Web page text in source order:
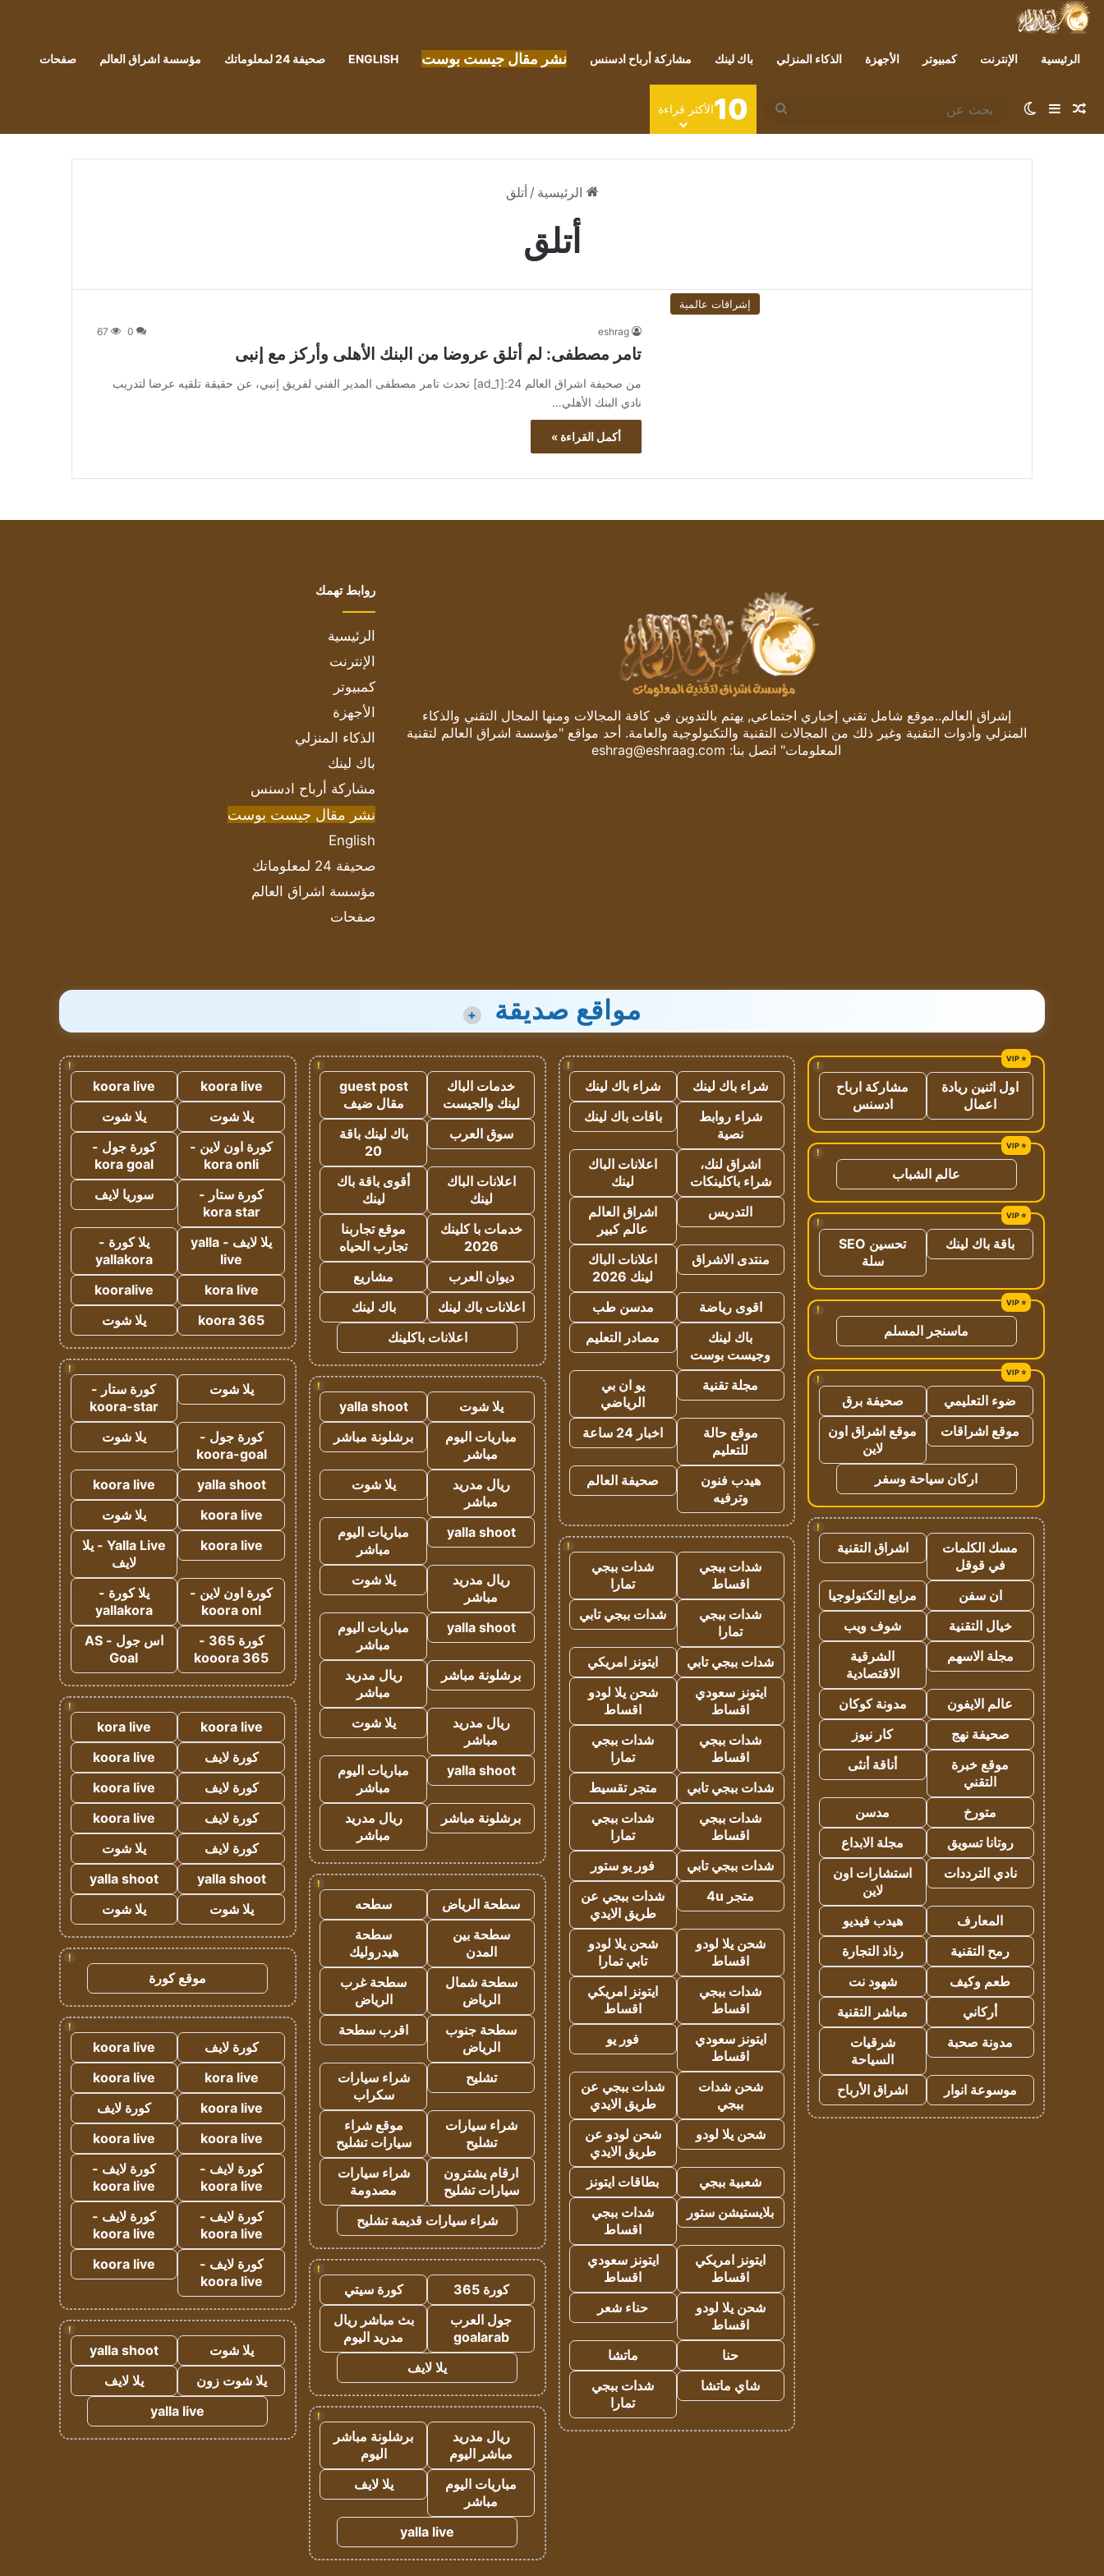
الرئيسية الإنترنت كمبيوتر الأجهزة الذكاء المنزلي باك لينك مشاركة أرباح ادسنس نشر مقال جيست بوست ENGLISH صحيفة 24 لمعلوماتك مؤسسة اشراق العالم صفحات
مقال عشوائي
إضافة عمود جانبي
الوضع المظلم
بحث
عن
10الأكثر قراءة
الرئيسية / أتلق
أتلق
إشراقات عالمية
eshrag
0
67
تامر مصطفى: لم أتلق عروضا من البنك الأهلى وأركز مع إنبى
من صحيفة اشراق العالم 24:[ad_1] تحدث تامر مصطفى المدير الفني لفريق إنبي، عن حقيقة تلقيه عرضا لتدريب
نادي البنك الأهلي…
أكمل القراءة »
إشراق العالم..موقع شامل تقني إخباري اجتماعي, يهتم بالتدوين في كافة المجالات ومنها المجال التقني والذكاء
المنزلي وأدوات التقنية وغير ذلك من المجالات التقنية والتكنولوجية والعامة. أحد مواقع "مؤسسة اشراق العالم لتقنية
المعلومات" اتصل بنا: eshrag@eshraag.com
روابط تهمك
الرئيسية
الإنترنت
كمبيوتر
الأجهزة
الذكاء المنزلي
باك لينك
مشاركة أرباح ادسنس
نشر مقال جيست بوست
English
صحيفة 24 لمعلوماتك
مؤسسة اشراق العالم
صفحات
مواقع صديقة +
!
اول اثنين ريادة
اعمال
مشاركة ارباح
ادسنس
!
عالم الشباب
!
باقة باك لينك
تحسين SEO
سلة
!
ماسنجر المسلم
!
ضوء التعليمي
صحيفة برق
موقع اشراقات
موقع اشراق اون
لاين
اركان سياحة وسفر
!
مسك الكلمات
في قوقل
اشراق التقنية
ان سفن
مرابع التكنولوجيا
خيال التقنية
شوف ويب
مجلة الاسهم
الشرقية
الاقتصادية
عالم الايفون
مدونة كوكان
صحيفة نهج
كار نيوز
موقع خبرة
التقني
أناقة أنثى
متورخ
مدسن
روتانا تسويق
مجلة الابداع
نادي الترددات
استشارات اون
لاين
المعارف
هيدب فيديو
رمح التقنية
رذاذ التجارة
طعم وكيف
شهود نت
أركاني
مباشر التقنية
مدونة صحبة
شرقيات
السياحة
موسوعة انوار
اشراق الأرباح
!
شراء باك لينك
شراء باك لينك
شراء روابط
نصية
باقات باك لينك
اشراق لنك،
شراء باكلينكات
اعلانات الباك
لينك
التدريس
اشراق العالم
عالم كبير
منتدى الاشراق
اعلانات الباك
لينك 2026
اقوى رياضة
مدسن طب
باك لينك
وجيست بوست
مصادر التعليم
مجلة تقنية
يو ان بي
الرياضي
موقع حالة
للتعليم
اخبار 24 ساعة
هيدب فنون
وترفيه
صحيفة العالم
!
شدات ببجي
اقساط
شدات ببجي
تمارا
شدات ببجي
تمارا
شدات ببجي تابي
شدات ببجي تابي
ايتونز امريكي
ايتونز سعودي
اقساط
شحن يلا لودو
اقساط
شدات ببجي
اقساط
شدات ببجي
تمارا
شدات ببجي تابي
متجر تقسيط
شدات ببجي
اقساط
شدات ببجي
تمارا
شدات ببجي تابي
فور يو ستور
متجر 4u
شدات ببجي عن
طريق الايدي
شحن يلا لودو
اقساط
شحن يلا لودو
تابي تمارا
شدات ببجي
اقساط
ايتونز امريكي
اقساط
ايتونز سعودي
اقساط
فور يو
شحن شدات
ببجي
شدات ببجي عن
طريق الايدي
شحن يلا لودو
شحن لودو عن
طريق الايدي
شعبية ببجي
بطاقات ايتونز
بلايستيشن ستور
شدات ببجي
اقساط
ايتونز امريكي
اقساط
ايتونز سعودي
اقساط
شحن يلا لودو
اقساط
حناء شعر
حنا
ماتشا
شاي ماتشا
شدات ببجي
تمارا
!
خدمات الباك
لينك والجيست
guest post
مقال ضيف
سوق العرب
باك لينك باقة
20
اعلانات الباك
لينك
أقوى باقة باك
لينك
خدمات با كلينك
2026
موقع تجاربنا
تجارب الحياه
ديوان العرب
مشاريع
اعلانات باك لينك
باك لينك
اعلانات باكلينك
!
يلا شوت
yalla shoot
مباريات اليوم
مباشر
برشلونة مباشر
ريال مدريد
مباشر
يلا شوت
yalla shoot
مباريات اليوم
مباشر
ريال مدريد
مباشر
يلا شوت
yalla shoot
مباريات اليوم
مباشر
برشلونة مباشر
ريال مدريد
مباشر
ريال مدريد
مباشر
يلا شوت
yalla shoot
مباريات اليوم
مباشر
برشلونة مباشر
ريال مدريد
مباشر
!
سطحة الرياض
سطحه
سطحة بين
المدن
سطحة
هيدروليك
سطحة شمال
الرياض
سطحة غرب
الرياض
سطحة جنوب
الرياض
اقرب سطحة
تشليح
شراء سيارات
سكراب
شراء سيارات
تشليح
موقع شراء
سيارات تشليح
ارقام يشترون
سيارات تشليح
شراء سيارات
مصدومة
شراء سيارات قديمة تشليح
!
كورة 365
كورة سيتي
جول العرب
goalarab
بث مباشر ريال
مدريد اليوم
يلا لايف
!
ريال مدريد
مباشر اليوم
برشلونة مباشر
اليوم
مباريات اليوم
مباشر
يلا لايف
yalla live
!
koora live
koora live
يلا شوت
يلا شوت
كورة اون لاين -
kora onli
كورة جول -
kora goal
كورة ستار -
kora star
سوريا لايف
يلا لايف - yalla
live
يلا كورة -
yallakora
kora live
kooralive
koora 365
يلا شوت
!
يلا شوت
كورة ستار -
koora-star
كورة جول -
koora-goal
يلا شوت
yalla shoot
koora live
koora live
يلا شوت
koora live
Yalla Live - يلا
لايف
كورة اون لاين -
koora onl
يلا كورة -
yallakora
كورة 365 -
kooora 365
اس جول - AS
Goal
!
koora live
kora live
كورة لايف
koora live
كورة لايف
koora live
كورة لايف
koora live
كورة لايف
يلا شوت
yalla shoot
yalla shoot
يلا شوت
يلا شوت
!
موقع كورة
!
كورة لايف
koora live
kora live
koora live
koora live
كورة لايف
koora live
koora live
كورة لايف -
koora live
كورة لايف -
koora live
كورة لايف -
koora live
كورة لايف -
koora live
كورة لايف -
koora live
koora live
!
يلا شوت
yalla shoot
يلا شوت زون
يلا لايف
yalla live